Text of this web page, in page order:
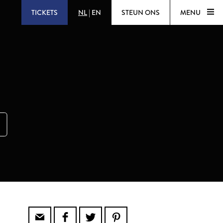
TICKETS NL | EN STEUN ONS MENU